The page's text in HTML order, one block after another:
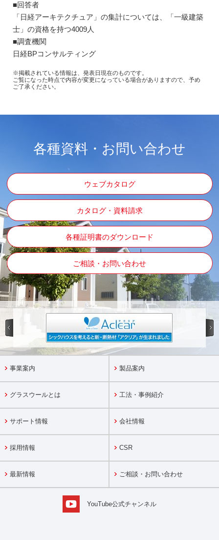
■回答者
「日経アーキテクチュア」の集計については、「一級建築
士」の資格を持つ4009人
■調査機関
日経BPコンサルティング
※掲載されている情報は、発表日現在のものです。
ご覧になった時点で内容が変更になっている場合がありますので、予め
ご了承ください。
各種資料・お問い合わせ
ウェブカタログ
カタログ・資料請求
各種証明書のダウンロード
ご相談・お問い合わせ
事業案内 製品案内
グラスウールとは 工法・事例紹介
サポート情報 会社情報
採用情報 CSR
最新情報 ご相談・お問い合わせ
YouTube公式チャンネル